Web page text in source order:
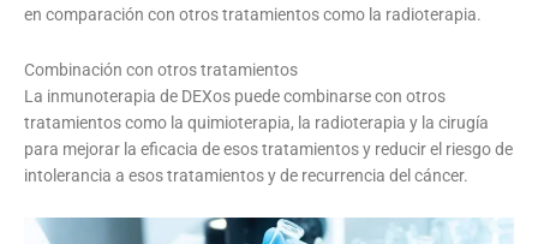
en comparación con otros tratamientos como la radioterapia.
Combinación con otros tratamientos
La inmunoterapia de DEXos puede combinarse con otros
tratamientos como la quimioterapia, la radioterapia y la cirugía
para mejorar la eficacia de esos tratamientos y reducir el riesgo de
intolerancia a esos tratamientos y de recurrencia del cáncer.